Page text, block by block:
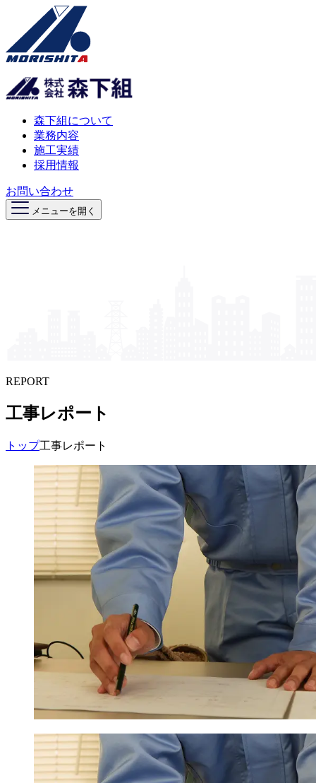
森下組について
業務内容
施工実績
採用情報
お問い合わせ
メニューを開く
REPORT
工事レポート
トップ工事レポート